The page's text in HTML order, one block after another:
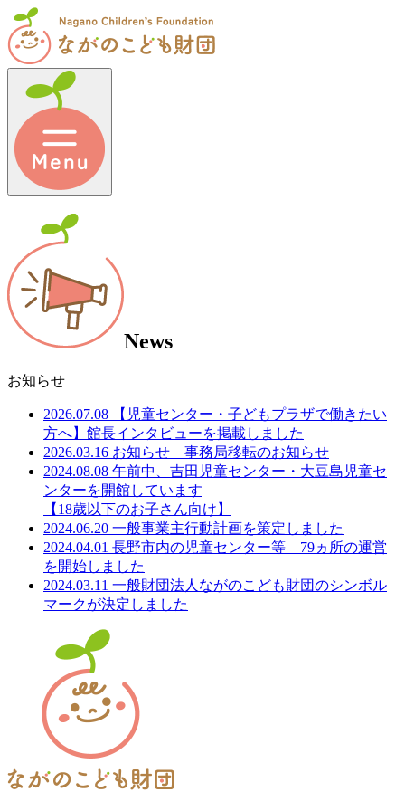
News
お知らせ
2026.07.08
【児童センター・子どもプラザで働きたい
方へ】館長インタビューを掲載しました
2026.03.16 お知らせ 事務局移転のお知らせ
2024.08.08 午前中、吉田児童センター・大豆島児童セ
ンターを開館しています
【18歳以下のお子さん向け】
2024.06.20 一般事業主行動計画を策定しました
2024.04.01 長野市内の児童センター等 79ヵ所の運営
を開始しました
2024.03.11 一般財団法人ながのこども財団のシンボル
マークが決定しました